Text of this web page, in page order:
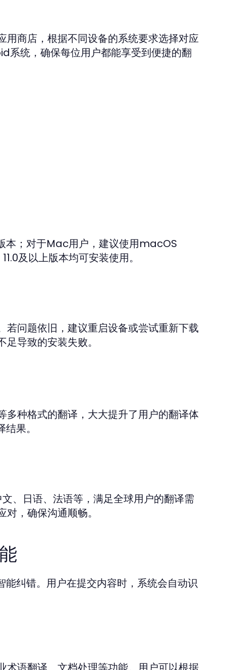
商店，根据不同设备的系统要求选择对应
统，确保每位用户都能享受到便捷的翻
；对于Mac用户，建议使用macOS
及以上版本均可安装使用。
问题依旧，建议重启设备或尝试重新下载
导致的安装失败。
种格式的翻译，大大提升了用户的翻译体
果。
、日语、法语等，满足全球用户的翻译需
，确保沟通顺畅。
纠错。用户在提交内容时，系统会自动识